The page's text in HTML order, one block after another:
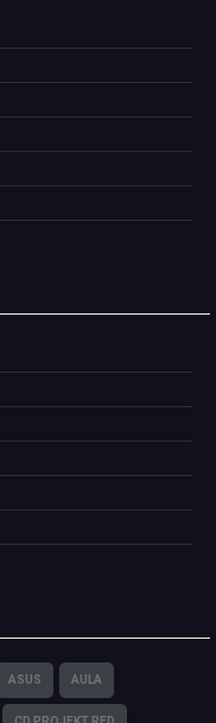
ASUS AULA